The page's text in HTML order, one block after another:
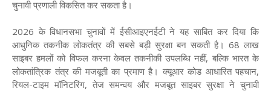
चुनावी प्रणाली विकसित कर सकता है।
2026 के विधानसभा चुनावों में ईसीआइएनईटी ने यह साबित कर दिया कि
आधुनिक तकनीक लोकतंत्र की सबसे बड़ी सुरक्षा बन सकती है। 68 लाख
साइबर हमलों को विफल करना केवल तकनीकी उपलब्धि नहीं, बल्कि भारत के
लोकतांत्रिक तंत्र की मजबूती का प्रमाण है। क्यूआर कोड आधारित पहचान,
रियल-टाइम मॉनिटरिंग, तेज समन्वय और मजबूत साइबर सुरक्षा ने चुनावी